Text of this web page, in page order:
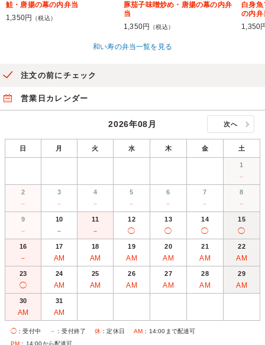
鮭・唐揚の幕の内弁当
1,350円
（税込）
豚茄子味噌炒め・唐揚の幕の内弁
当
1,350円
（税込）
白身魚
の内弁
1,350
和い寿の弁当一覧を見る
注文の前にチェック
営業日カレンダー
2026年08月 次へ
日 月 火 水 木 金 土
1
－
2
－
3
－
4
－
5
－
6
－
7
－
8
－
9
－
10
－
11
－
12
◯
13
◯
14
◯
15
◯
16
－
17
AM
18
AM
19
AM
20
AM
21
AM
22
AM
23
◯
24
AM
25
AM
26
AM
27
AM
28
AM
29
AM
30
AM
31
AM
◯ ：受付中 － ：受付終了 休 ：定休日 AM ：14:00まで配達可
PM ：14:00から配達可